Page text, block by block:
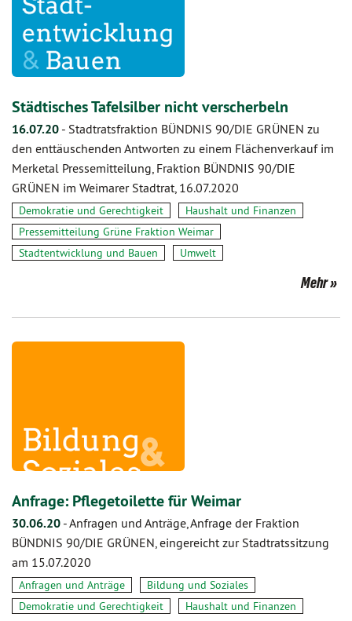
Städtisches Tafelsilber nicht verscherbeln
16.07.20 - Stadtratsfraktion BÜNDNIS 90/DIE GRÜNEN zu
den enttäuschenden Antworten zu einem Flächenverkauf im
Merketal Pressemitteilung, Fraktion BÜNDNIS 90/DIE
GRÜNEN im Weimarer Stadtrat, 16.07.2020
Demokratie und Gerechtigkeit
Haushalt und Finanzen
Pressemitteilung Grüne Fraktion Weimar
Stadtentwicklung und Bauen
Umwelt
Mehr
Anfrage: Pflegetoilette für Weimar
30.06.20 -Anfragen und Anträge, Anfrage der Fraktion
BÜNDNIS 90/DIE GRÜNEN, eingereicht zur Stadtratssitzung
am 15.07.2020
Anfragen und Anträge
Bildung und Soziales
Demokratie und Gerechtigkeit
Haushalt und Finanzen